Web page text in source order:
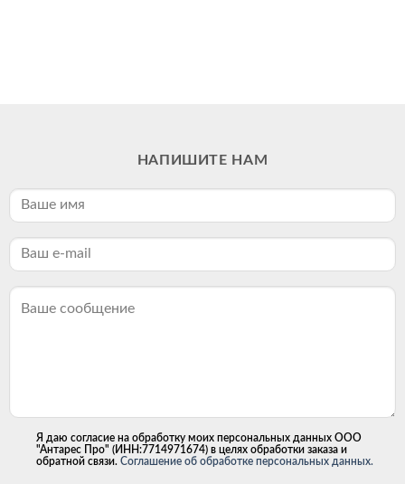
НАПИШИТЕ НАМ
Я даю согласие на обработку моих персональных данных ООО
"Антарес Про" (ИНН:7714971674) в целях обработки заказа и
обратной связи. Соглашение об обработке персональных данных.